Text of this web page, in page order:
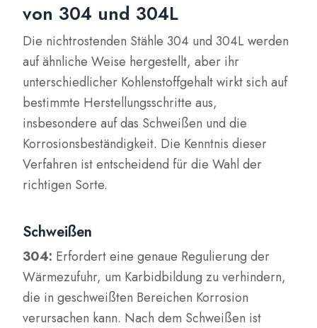
von 304 und 304L
Die nichtrostenden Stähle 304 und 304L werden
auf ähnliche Weise hergestellt, aber ihr
unterschiedlicher Kohlenstoffgehalt wirkt sich auf
bestimmte Herstellungsschritte aus,
insbesondere auf das Schweißen und die
Korrosionsbeständigkeit. Die Kenntnis dieser
Verfahren ist entscheidend für die Wahl der
richtigen Sorte.
Schweißen
304: Erfordert eine genaue Regulierung der
Wärmezufuhr, um Karbidbildung zu verhindern,
die in geschweißten Bereichen Korrosion
verursachen kann. Nach dem Schweißen ist